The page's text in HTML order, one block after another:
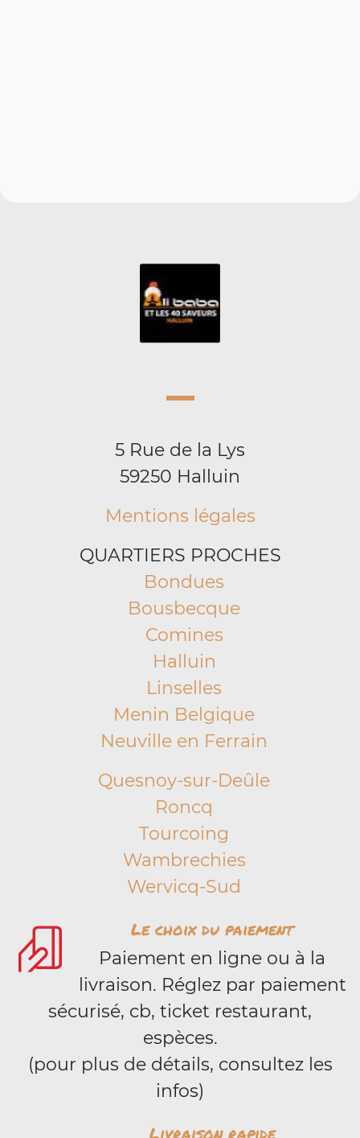
5 Rue de la Lys
59250 Halluin
Mentions légales
QUARTIERS PROCHES
Bondues
Bousbecque
Comines
Halluin
Linselles
Menin Belgique
Neuville en Ferrain
Quesnoy-sur-Deûle
Roncq
Tourcoing
Wambrechies
Wervicq-Sud
Le choix du paiement
Paiement en ligne ou à la
livraison. Réglez par paiement
sécurisé, cb, ticket restaurant,
espèces.
(pour plus de détails, consultez les
infos)
Livraison rapide